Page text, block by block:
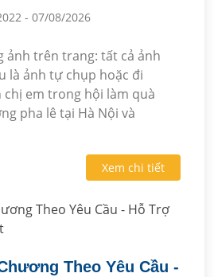
- 07/08/2026
ảnh trên trang: tất cả ảnh
là ảnh tự chụp hoặc đi
chị em trong hội làm quà
pha lê tại Hà Nội và
Xem chi tiết
Theo Yêu Cầu -